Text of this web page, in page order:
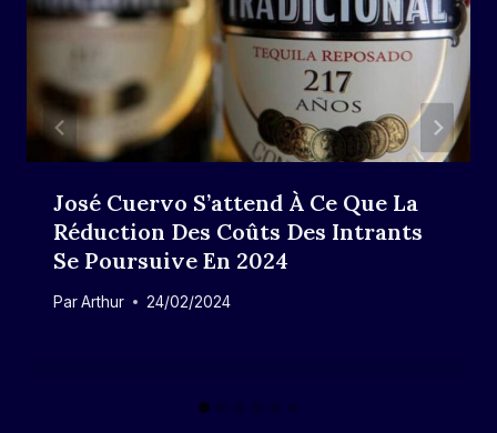
José Cuervo S’attend À Ce Que La
Réduction Des Coûts Des Intrants
Se Poursuive En 2024
ParArthur 24/02/2024